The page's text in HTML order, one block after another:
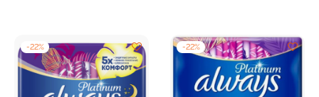
-22% -22%